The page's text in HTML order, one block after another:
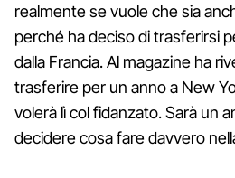
realmente se vuole che sia
perché ha deciso di trasferirsi
dalla Francia. Al magazine ha
trasferire per un anno a New
volerà lì col fidanzato. Sarà un
decidere cosa fare davvero